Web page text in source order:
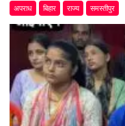
अपराध बिहार राज्य समस्तीपुर